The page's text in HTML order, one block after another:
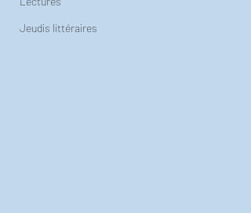
Jeudis littéraires